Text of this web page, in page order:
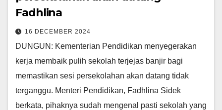
Fadhlina
16 DECEMBER 2024
DUNGUN: Kementerian Pendidikan menyegerakan
kerja membaik pulih sekolah terjejas banjir bagi
memastikan sesi persekolahan akan datang tidak
terganggu. Menteri Pendidikan, Fadhlina Sidek
berkata, pihaknya sudah mengenal pasti sekolah yang